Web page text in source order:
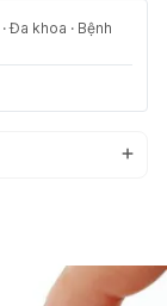
·Đa khoa · Bệnh